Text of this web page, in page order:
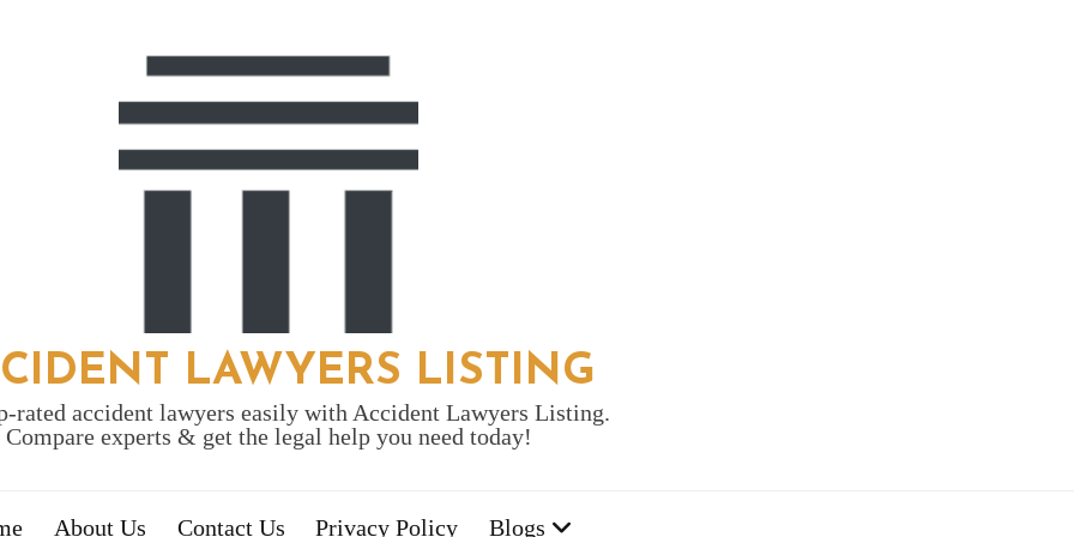
LAWYERS LISTING
rated accident lawyers easily with Accident Lawyers Listing.
Compare experts & get the legal help you need today!
About Us Contact Us Privacy Policy Blogs